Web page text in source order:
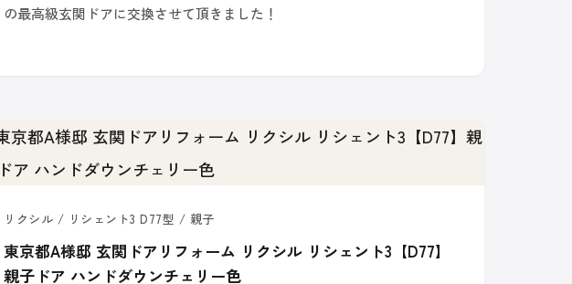
の最高級玄関ドアに交換させて頂きました！
リクシル / リシェント3 D77型 / 親子
東京都A様邸 玄関ドアリフォーム リクシル リシェント3【D77】
親子ドア ハンドダウンチェリー色